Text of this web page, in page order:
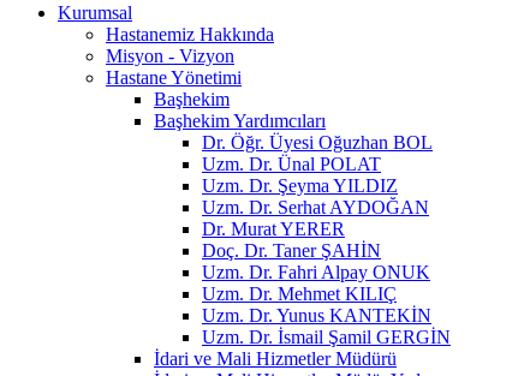
Kurumsal
Hastanemiz Hakkında
Misyon - Vizyon
Hastane Yönetimi
Başhekim
Başhekim Yardımcıları
Dr. Öğr. Üyesi Oğuzhan BOL
Uzm. Dr. Ünal POLAT
Uzm. Dr. Şeyma YILDIZ
Uzm. Dr. Serhat AYDOĞAN
Dr. Murat YERER
Doç. Dr. Taner ŞAHİN
Uzm. Dr. Fahri Alpay ONUK
Uzm. Dr. Mehmet KILIÇ
Uzm. Dr. Yunus KANTEKİN
Uzm. Dr. İsmail Şamil GERGİN
İdari ve Mali Hizmetler Müdürü